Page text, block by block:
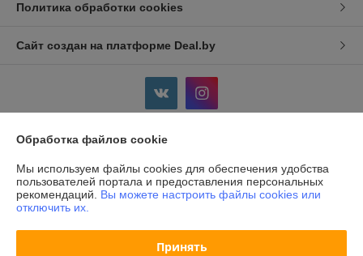
Политика обработки cookies
Сайт создан на платформе Deal.by
Индивидуальный предприниматель:ИП Дершлекас Виктор
Викторович
г. Гродно, ул. Ожешко, д.49, кв. 2.
Регистрационный номер ЕГР: 500486711
Обработка файлов cookie
Мы используем файлы cookies для обеспечения удобства
пользователей портала и предоставления персональных
рекомендаций. Вы можете настроить файлы cookies или
отключить их.
Принять